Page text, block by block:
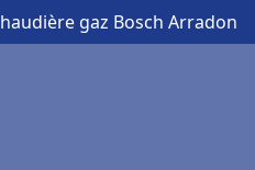
gaz Bosch Arradon